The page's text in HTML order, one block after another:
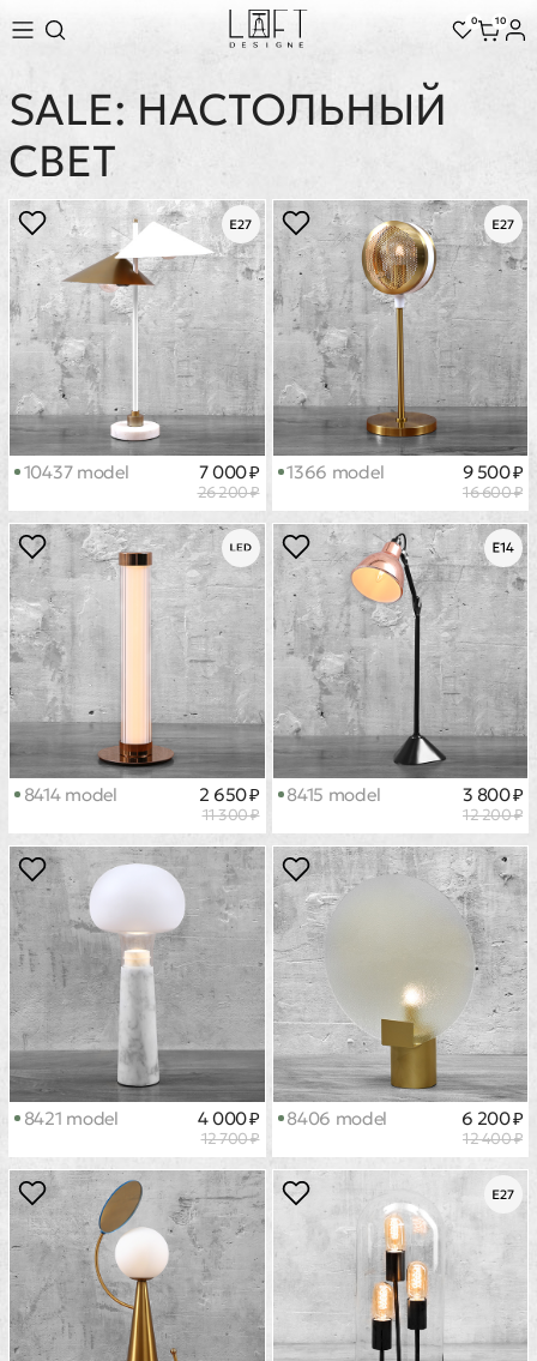
0 10
SALE: НАСТОЛЬНЫЙ
СВЕТ
10437 model
26 200 ₽
7 000 ₽ 1366 model
16 600 ₽
9 500 ₽
8414 model
11 300 ₽
2 650 ₽ 8415 model
12 200 ₽
3 800 ₽
8421 model
12 700 ₽
4 000 ₽ 8406 model
12 400 ₽
6 200 ₽